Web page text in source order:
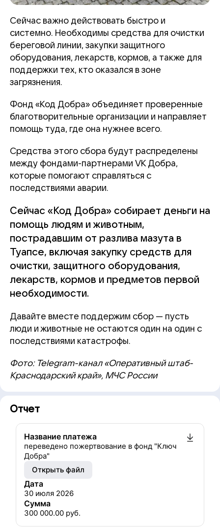
Сейчас важно действовать быстро и
системно. Необходимы средства для очистки
береговой линии, закупки защитного
оборудования, лекарств, кормов, а также для
поддержки тех, кто оказался в зоне
загрязнения.
Фонд «Код Добра» объединяет проверенные
благотворительные организации и направляет
помощь туда, где она нужнее всего.
Средства этого сбора будут распределены
между фондами-партнерами VK Добра,
которые помогают справляться с
последствиями аварии.
Сейчас «Код Добра» собирает деньги на
помощь людям и животным,
пострадавшим от разлива мазута в
Туапсе, включая закупку средств для
очистки, защитного оборудования,
лекарств, кормов и предметов первой
необходимости.
Давайте вместе поддержим сбор — пусть
люди и животные не остаются один на один с
последствиями катастрофы.
Фото: Telegram-канал «Оперативный штаб-
Краснодарский край», МЧС России
Отчет
Название платежа
переведено пожертвование в фонд "Ключ
Добра"
Открыть файл
Дата
30 июля 2026
Сумма
300 000.00 руб.